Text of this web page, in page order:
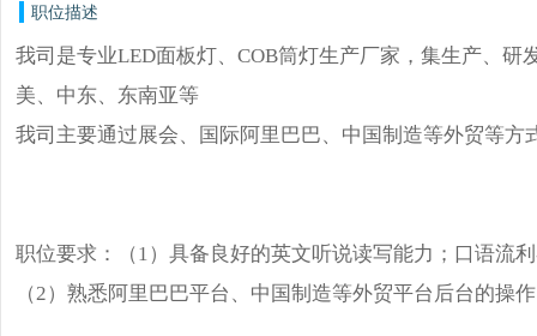
职位描述
我司是专业LED面板灯、COB筒灯生产厂家，集生产、研
美、中东、东南亚等
我司主要通过展会、国际阿里巴巴、中国制造等外贸等方
职位要求：（1）具备良好的英文听说读写能力；口语流
（2）熟悉阿里巴巴平台、中国制造等外贸平台后台的操作